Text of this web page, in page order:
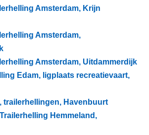
Amsterdam, Krijn
Amsterdam,
Amsterdam, Uitdammerdijk
Edam, ligplaats recreatievaart,
trailerhellingen, Havenbuurt
Trailerhelling Hemmeland,